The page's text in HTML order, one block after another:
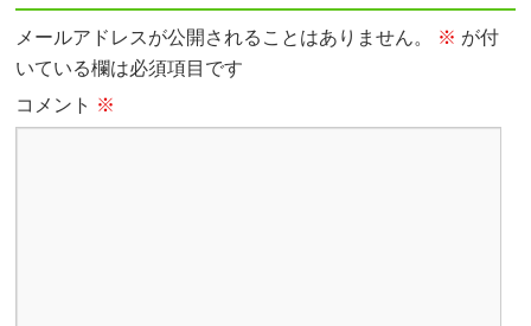
メールアドレスが公開されることはありません。 ※ が付
いている欄は必須項目です
コメント ※